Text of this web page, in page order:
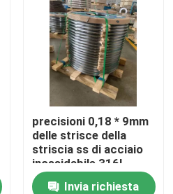
precisioni 0,18 * 9mm
delle strisce della
striscia ss di acciaio
inossidabile 316L
Invia richiesta